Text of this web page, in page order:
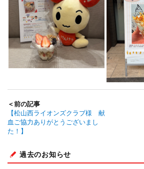
＜前の記事
【松山西ライオンズクラブ様 献
血ご協力ありがとうございまし
た！】
過去のお知らせ